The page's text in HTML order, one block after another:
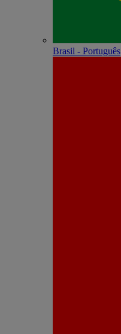
Brasil - Português